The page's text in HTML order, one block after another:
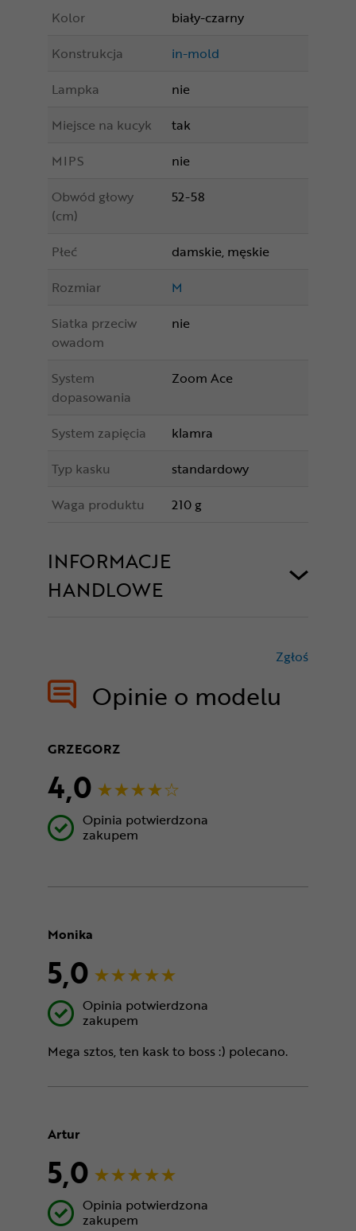
Kolor
biały-czarny
Konstrukcja
in-mold
Lampka
nie
Miejsce na kucyk
tak
MIPS
nie
Obwód głowy
(cm)
52-58
Płeć
damskie, męskie
Rozmiar
M
Siatka przeciw
owadom
nie
System
dopasowania
Zoom Ace
System zapięcia
klamra
Typ kasku
standardowy
Waga produktu
210 g
INFORMACJE
HANDLOWE
Opinie o modelu
Zgłoś
GRZEGORZ
4,0
Opinia potwierdzona
zakupem
Monika
5,0
Opinia potwierdzona
zakupem
Mega sztos, ten kask to boss :) polecano.
Artur
5,0
Opinia potwierdzona
zakupem